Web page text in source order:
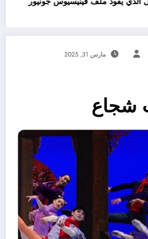
مارس 31, 2025
شجاع